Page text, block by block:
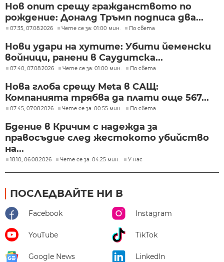
Нов опит срещу гражданството по
рождение: Доналд Тръмп подписа два...
07:35, 07.08.2026 Чете се за: 01:00 мин. По света
Нови удари на хутите: Убити йеменски
войници, ранени в Саудитска...
07:40, 07.08.2026 Чете се за: 01:00 мин. По света
Нова глоба срещу Meta в САЩ:
Компанията трябва да плати още 567...
07:45, 07.08.2026 Чете се за: 00:55 мин. По света
Бдение в Кричим с надежда за
правосъдие след жестокото убийство
на...
18:10, 06.08.2026 Чете се за: 04:25 мин. У нас
ПОСЛЕДВАЙТЕ НИ В
Facebook Instagram
YouTube TikTok
Google News LinkedIn